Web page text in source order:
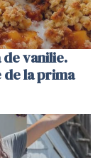
vanilie.
la prima